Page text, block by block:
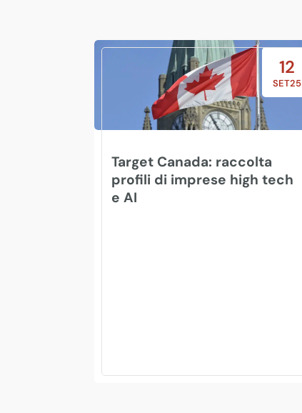
12
SET25
Target Canada: raccolta
profili di imprese high tech
e AI